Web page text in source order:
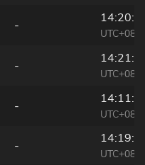
-
-
-
-